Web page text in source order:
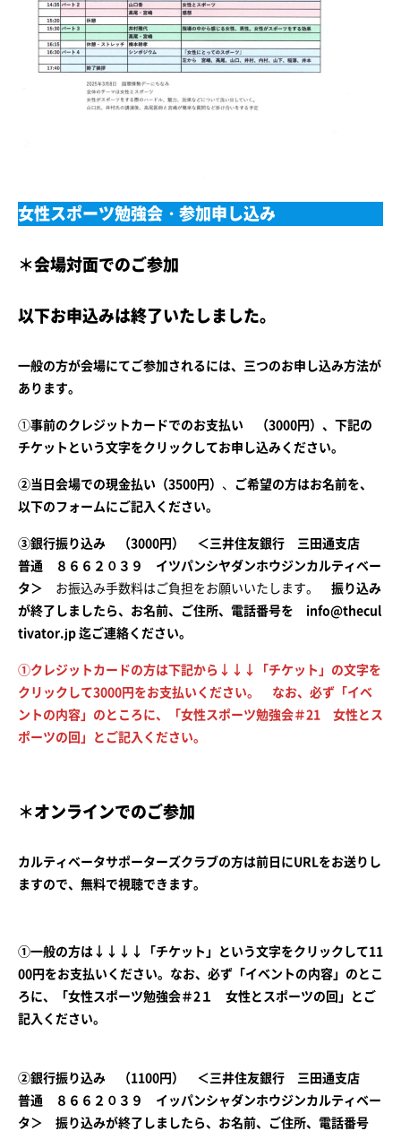
女性スポーツ勉強会・参加申し込み
＊会場対面でのご参加
以下お申込みは終了いたしました。
一般の方が会場にてご参加されるには、三つのお申し込み方法が
あります。
①事前のクレジットカードでのお支払い （3000円）、下記の
チケットという文字をクリックしてお申し込みください。
②当日会場での現金払い（3500円） 、
ご希望の方はお名前を、
以下のフォームにご記入ください。
③銀行振り込み （3000円） ＜三井住友銀行 三田通支店
普通 ８６６２０３９ イツパンシヤダンホウジンカルティベー
タ＞ お振込み手数料はご負担をお願いいたします。 振り込み
が終了しましたら、お名前、ご住所、電話番号を info@thecul
tivator.jp 迄ご連絡ください。
①クレジットカードの方は下記から↓↓↓「チケット」の文字を
クリックして3000円をお支払いください。
なお、必ず「イベ
ントの内容」のところに、「女性スポーツ勉強会＃21 女性とス
ポーツの回」とご記入ください。
＊オンラインでのご参加
カルティベータサポーターズクラブの方は前日にURLをお送りし
ますので、無料で視聴できます。
①一般の方は↓↓↓↓「チケット」という文字をクリックして11
00円をお支払いください。なお、必ず「イベントの内容」のとこ
ろに、「女性スポーツ勉強会＃2１ 女性とスポーツの回」とご
記入ください。
②銀行振り込み （1100円） ＜三井住友銀行 三田通支店
普通 ８６６２０３９ イッパンシャダンホウジンカルティベー
タ＞
振り込みが終了しましたら、お名前、ご住所、電話番号